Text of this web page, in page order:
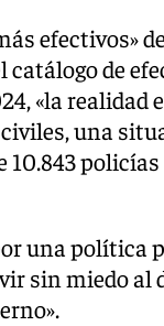
efectivos»
catálogo de
«la
civiles, una
10.843
una política
sin miedo